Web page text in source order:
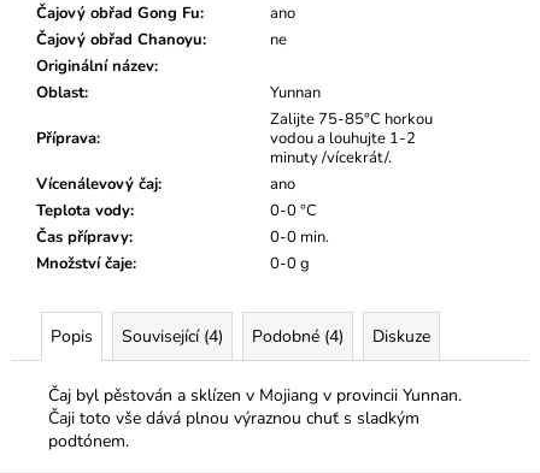
Čajový obřad Gong Fu:
ano
Čajový obřad Chanoyu:
ne
Originální název:
Oblast: Yunnan
Příprava:
Zalijte 75-85°C horkou
vodou a louhujte 1-2
minuty /vícekrát/.
Vícenálevový čaj:
ano
Teplota vody:
0-0 °C
Čas přípravy:
0-0 min.
Množství čaje: 0-0 g
Popis Související (4) Podobné (4) Diskuze
Čaj byl pěstován a sklízen v Mojiang v provincii Yunnan.
Čaji toto vše dává plnou výraznou chuť s sladkým
podtónem.
e
m
e